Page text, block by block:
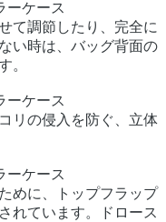
て調節したり、完全に
い時は、バッグ背面の
。
リの侵入を防ぐ、立体
めに、トップフラップ
れています。ドロース